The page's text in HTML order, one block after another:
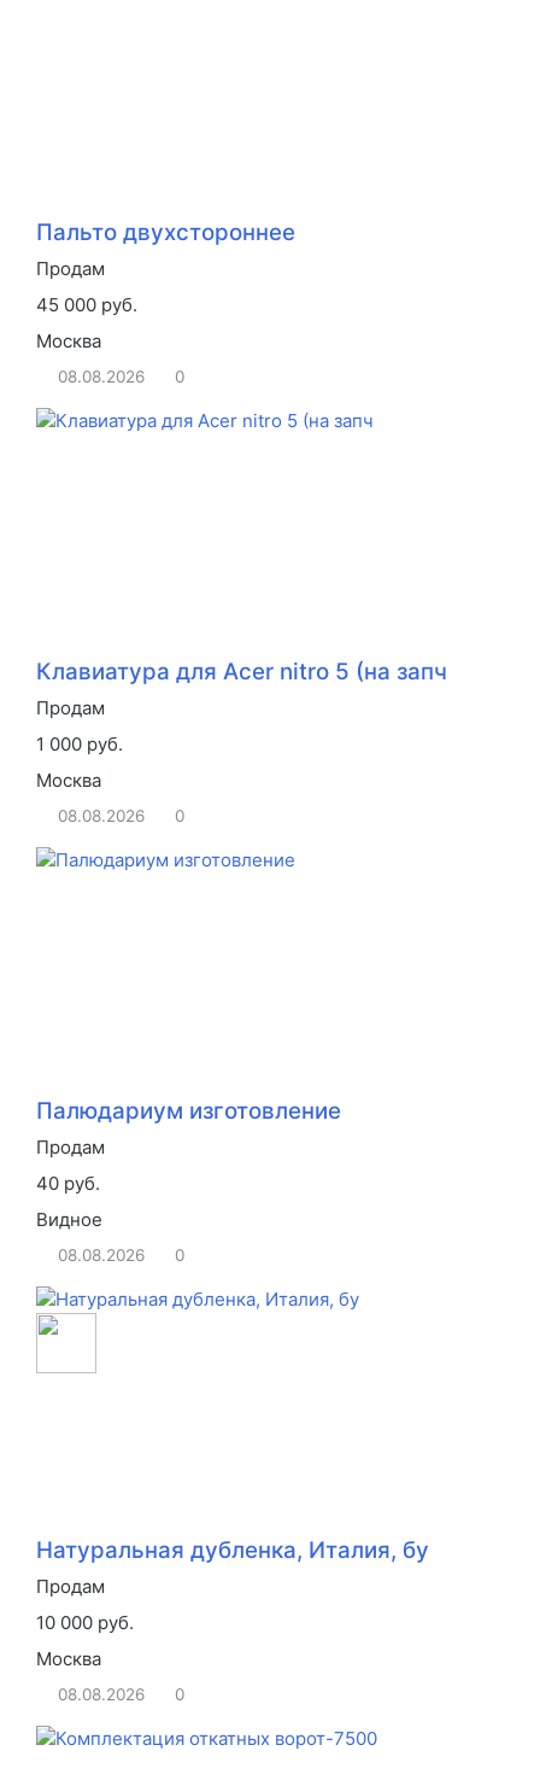
Пальто двухстороннее
Продам
45 000 руб.
Москва
08.08.2026 0
Клавиатура для Acer nitro 5 (на запч
Продам
1 000 руб.
Москва
08.08.2026 0
Палюдариум изготовление
Продам
40 руб.
Видное
08.08.2026 0
Натуральная дубленка, Италия, бу
Продам
10 000 руб.
Москва
08.08.2026 0